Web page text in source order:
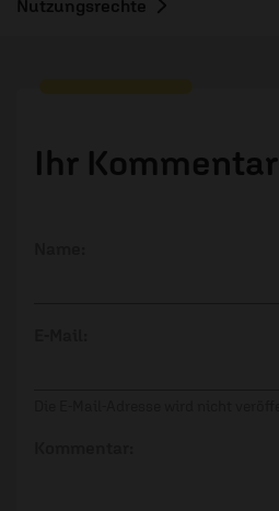
Nutzungsrechte
Ihr Kommentar